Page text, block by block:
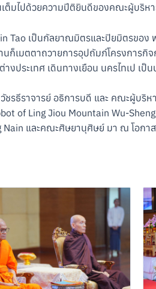
เต็มไปด้วยความปีติยินดีของคณะผู้บริห
Tao เป็นกัลยาณมิตรและปิยมิตรขอ
นก็เมตตาถวายการอุปถัมภ์โครงการกิ
งประเทศ เดินทางเยือน นครไทเป เป็
ชรธีราจารย์ อธิการบดี และ คณะผู้บ
of Ling Jiou Mountain Wu-
Nain และคณะศิษยานุศิษย์ มา ณ โอกา